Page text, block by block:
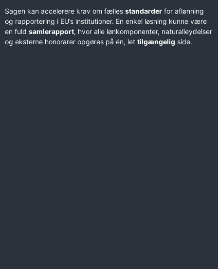
Sagen kan accelerere krav om fælles standarder for aflønning
og rapportering i EU’s institutioner. En enkel løsning kunne være
en fuld samlerapport, hvor alle lønkomponenter, naturalieydelser
og eksterne honorarer opgøres på én, let tilgængelig side.